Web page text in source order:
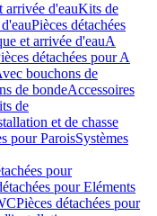
arrivée d'eauKits de
Pièces détachées
et arrivée d'eauA
détachées pour A
bouchons de
de bondeAccessoires
de
et de chasse
pour ParoisSystèmes
pour
pour Eléments
Pièces détachées pour